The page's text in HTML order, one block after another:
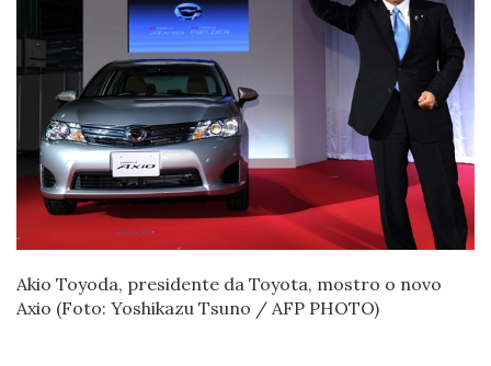
Akio Toyoda, presidente da Toyota, mostro o novo
Axio (Foto: Yoshikazu Tsuno / AFP PHOTO)